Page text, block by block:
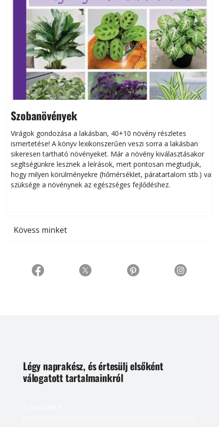
Szobanövények
Virágok gondozása a lakásban, 40+10 növény részletes
ismertetése! A könyv lexikonszerűen veszi sorra a lakásban
sikeresen tart­ha­tó növényeket. Már a növény kiválasztásakor
segítségünkre lesznek a leírások, mert pontosan megtudjuk,
hogy milyen körülményekre (hőmérséklet, páratartalom stb.) van
szüksége a növénynek az egészséges fejlődéshez.
Kövess minket
Légy naprakész, és értesülj elsőként
válogatott tartalmainkról